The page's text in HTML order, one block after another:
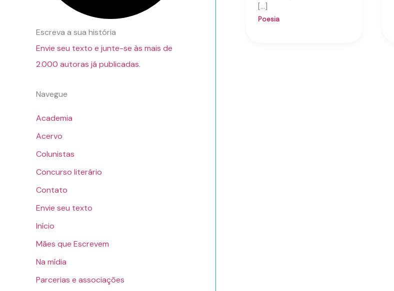
Escreva a sua história
Envie seu texto e junte-se às mais de
2.000 autoras já publicadas.
Navegue
Academia
Acervo
Colunistas
Concurso literário
Contato
Envie seu texto
Início
Mães que Escrevem
Na mídia
Parcerias e associações
[…]
Poesia